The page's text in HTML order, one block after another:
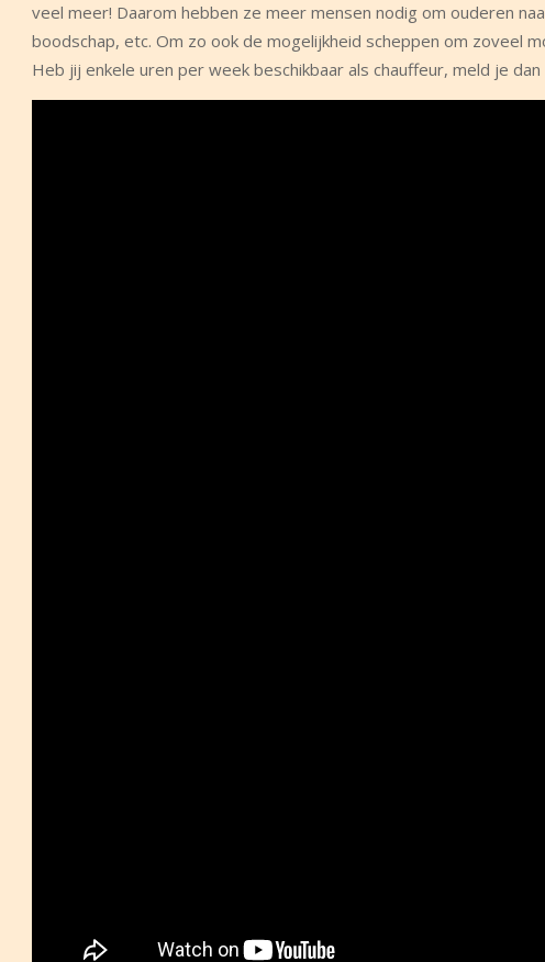
veel meer! Daarom hebben ze meer mensen nodig om ouderen
boodschap, etc. Om zo ook de mogelijkheid scheppen om zoveel
Heb jij enkele uren per week beschikbaar als chauffeur, meld je